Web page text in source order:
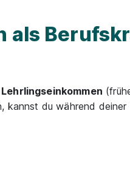
als
Lehrlingseinkommen
du während